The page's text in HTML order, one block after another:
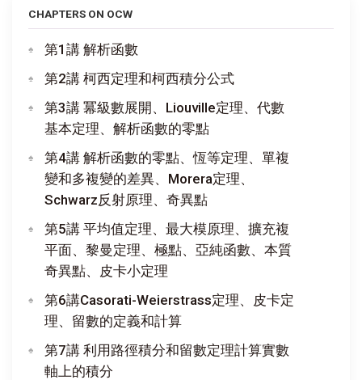
CHAPTERS ON OCW
第1講 解析函數
第2講 柯西定理和柯西積分公式
第3講 冪級數展開、Liouville定理、代數
基本定理、解析函數的零點
第4講 解析函數的零點、恆等定理、單複
變和多複變的差異、Morera定理、
Schwarz反射原理、奇異點
第5講 平均值定理、最大模原理、擴充複
平面、黎曼定理、極點、亞純函數、本質
奇異點、皮卡小定理
第6講Casorati-Weierstrass定理、皮卡定
理、留數的定義和計算
第7講 利用路徑積分和留數定理計算實數
軸上的積分